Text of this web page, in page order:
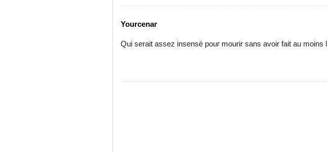
Yourcenar
Qui serait assez insensé pour mourir sans avoir fait au moins